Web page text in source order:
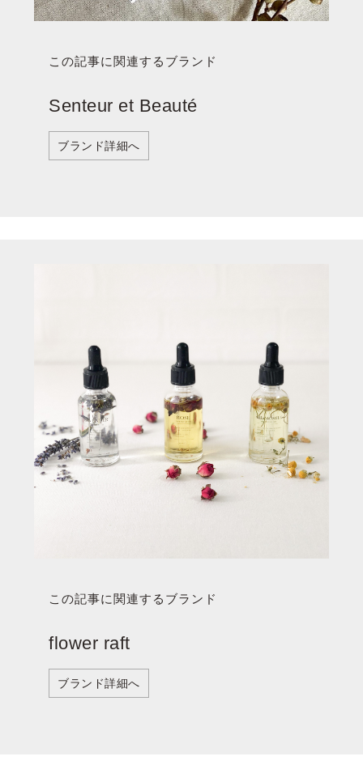
この記事に関連するブランド
Senteur et Beauté
ブランド詳細へ
この記事に関連するブランド
flower raft
ブランド詳細へ